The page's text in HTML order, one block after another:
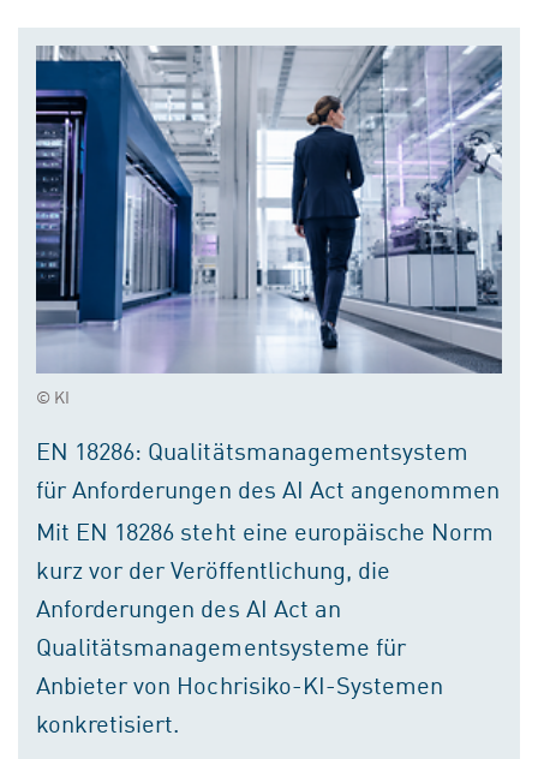
© KI
EN 18286: Qualitätsmanagementsystem
für Anforderungen des AI Act angenommen
Mit EN 18286 steht eine europäische Norm
kurz vor der Veröffentlichung, die
Anforderungen des AI Act an
Qualitätsmanagementsysteme für
Anbieter von Hochrisiko-KI-Systemen
konkretisiert.